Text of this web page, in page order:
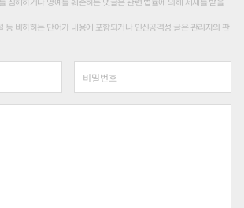
등 비하하는 단어가 내용에 포함되거나 인신공격성 글은 관리자의 판